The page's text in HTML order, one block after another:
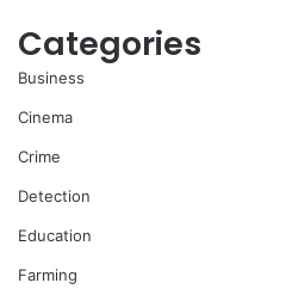
Categories
Business
Cinema
Crime
Detection
Education
Farming